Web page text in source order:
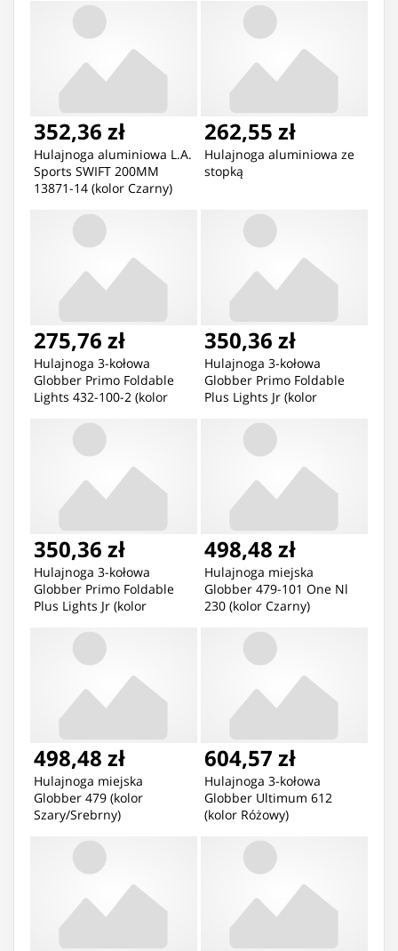
352,36 zł
Hulajnoga aluminiowa L.A.
Sports SWIFT 200MM
13871-14 (kolor Czarny)
262,55 zł
Hulajnoga aluminiowa ze
stopką
275,76 zł
Hulajnoga 3-kołowa
Globber Primo Foldable
Lights 432-100-2 (kolor
350,36 zł
Hulajnoga 3-kołowa
Globber Primo Foldable
Plus Lights Jr (kolor
350,36 zł
Hulajnoga 3-kołowa
Globber Primo Foldable
Plus Lights Jr (kolor
498,48 zł
Hulajnoga miejska
Globber 479-101 One Nl
230 (kolor Czarny)
498,48 zł
Hulajnoga miejska
Globber 479 (kolor
Szary/Srebrny)
604,57 zł
Hulajnoga 3-kołowa
Globber Ultimum 612
(kolor Różowy)